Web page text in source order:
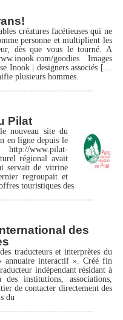
créatures facétieuses qui ne
personne et multiplient les
dès que vous le tourné. A
goodies Images
Inook | designers associés […
plusieurs hommes.
Pilat
nouveau site du
en ligne depuis le
www.pilat-
régional avait
servait de vitrine
regroupait et
touristiques des
des
traducteurs et interprètes du
annuaire interactif ». Créé fin
indépendant résidant à
institutions, associations,
de contacter directement des
du